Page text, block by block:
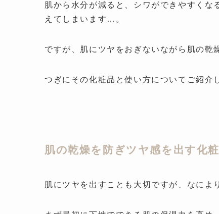
肌から水分が減ると、シワができやすくな
えてしまいます…。
ですが、肌にツヤをおぎないながら肌の乾
つぎにその化粧品と使い方についてご紹介
肌の乾燥を防ぎツヤ感を出す化
肌にツヤを出すことも大切ですが、なによ